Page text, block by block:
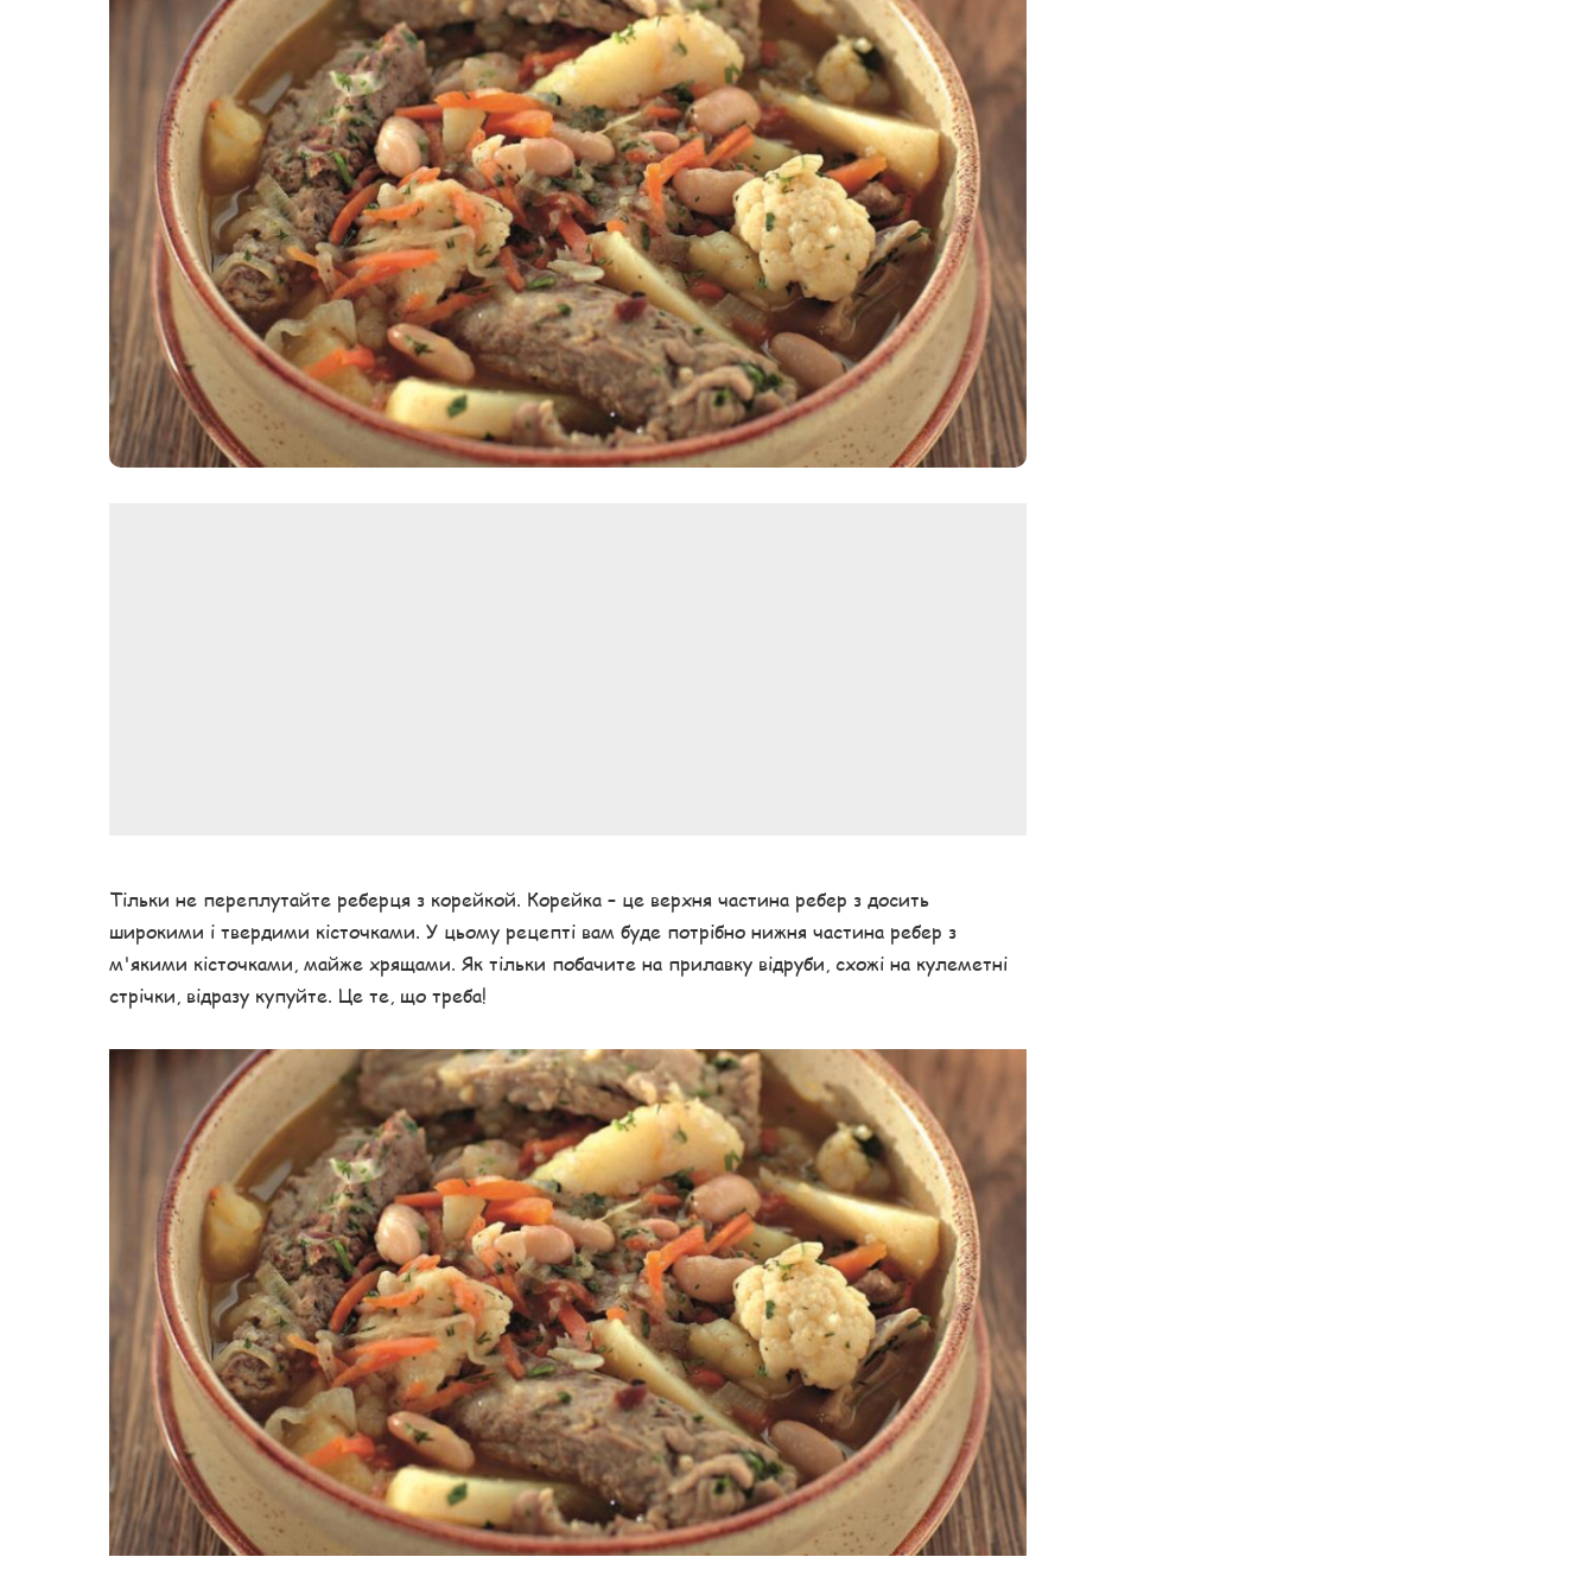
Картопля з м’ясом
Мясо по-французьки
Шинка
Рецепти із фаршу
Тільки не переплутайте реберця з корейкой. Корейка – це верхня частина ребер з досить
широкими і твердими кісточками. У цьому рецепті вам буде потрібно нижня частина ребер з
м'якими кісточками, майже хрящами. Як тільки побачите на прилавку відруби, схожі на кулеметні
стрічки, відразу купуйте. Це те, що треба!